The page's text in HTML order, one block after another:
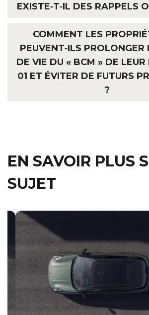
EXISTE‑T‑IL DES RAPPELS
COMMENT LES
PEUVENT‑ILS PROLONGER
DE VIE DU « BCM » DE LEUR
01 ET ÉVITER DE FUTURS
?
EN SAVOIR PLUS
SUJET